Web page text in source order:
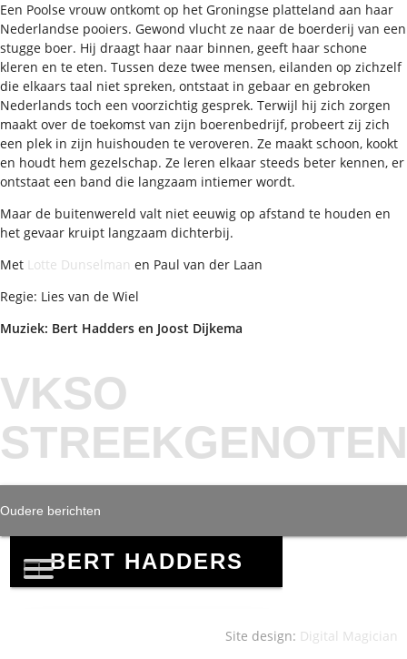
Een Poolse vrouw ontkomt op het Groningse platteland aan haar
Nederlandse pooiers. Gewond vlucht ze naar de boerderij van een
stugge boer. Hij draagt haar naar binnen, geeft haar schone
kleren en te eten. Tussen deze twee mensen, eilanden op zichzelf
die elkaars taal niet spreken, ontstaat in gebaar en gebroken
Nederlands toch een voorzichtig gesprek. Terwijl hij zich zorgen
maakt over de toekomst van zijn boerenbedrijf, probeert zij zich
een plek in zijn huishouden te veroveren. Ze maakt schoon, kookt
en houdt hem gezelschap. Ze leren elkaar steeds beter kennen, er
ontstaat een band die langzaam intiemer wordt.
Maar de buitenwereld valt niet eeuwig op afstand te houden en
het gevaar kruipt langzaam dichterbij.
Met Lotte Dunselman en Paul van der Laan
Regie: Lies van de Wiel
Muziek: Bert Hadders en Joost Dijkema
VKSO
STREEKGENOTEN
Oudere berichten
Site design: Digital Magician